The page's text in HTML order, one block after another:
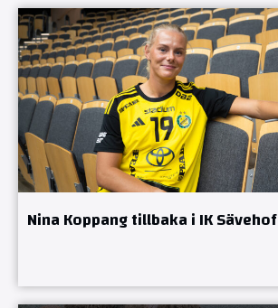
Nina Koppang tillbaka i IK Sävehof